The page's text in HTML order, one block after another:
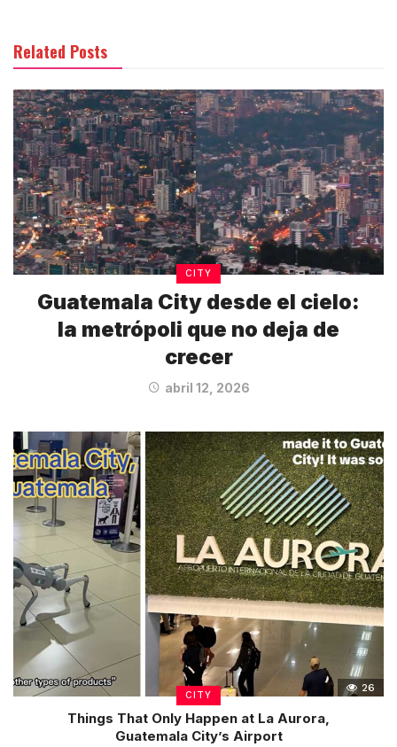
Related Posts
CITY
Guatemala City desde el cielo:
la metrópoli que no deja de
crecer
abril 12, 2026
CITY
26
Things That Only Happen at La Aurora,
Guatemala City’s Airport